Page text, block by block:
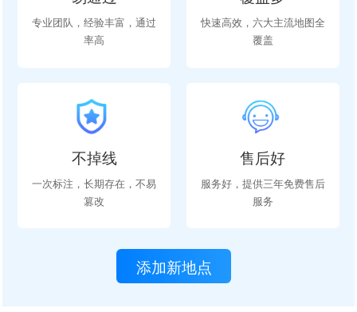
专业团队，经验丰富，通过
率高
快速高效，六大主流地图全
覆盖
不掉线
一次标注，长期存在，不易
篡改
售后好
服务好，提供三年免费售后
服务
添加新地点